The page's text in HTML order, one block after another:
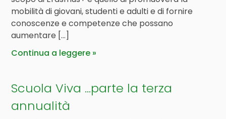
mobilità di giovani, studenti e adulti e di fornire
conoscenze e competenze che possano
aumentare […]
Continua a leggere
Scuola Viva …parte la terza
annualità